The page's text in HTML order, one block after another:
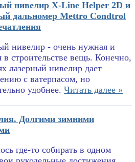
нивелир X-Line Helper 2D и
дальномер Mettro Condtrol
нивелир - очень нужная и
в строительстве вещь. Конечно,
лазерный нивелир дает
с ватерпасом, но
удобнее. Читать далее »
Долгими зимними
где-то собирать в одном